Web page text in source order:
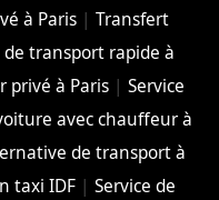
à Paris| Transfert
de transport rapide à
privé à Paris |Service
avec chauffeur à
de transport à
taxi IDF |Service de